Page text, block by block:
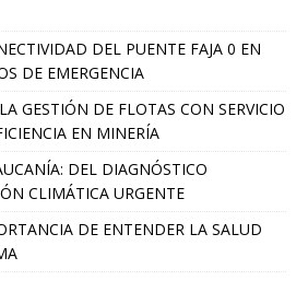
DEL PUENTE FAJA 0 EN
DE EMERGENCIA
GESTIÓN DE FLOTAS CON SERVICIO
EN MINERÍA
DEL DIAGNÓSTICO
CLIMÁTICA URGENTE
DE ENTENDER LA SALUD